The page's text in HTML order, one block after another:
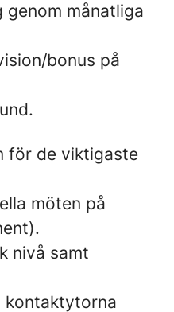
månatliga
bonus på
för de viktigaste
möten på
nivå samt
kontaktytorna